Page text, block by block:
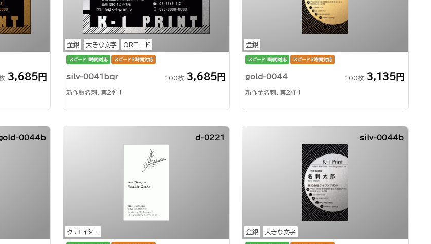
3,685円
金銀 大きな文字 QRコード
スピード1時間対応 スピード3時間対応
silv-0041bqr 100枚 3,685円
新作銀名刺、第2弾！
金銀
スピード1時間対応 スピード3時間対応
gold-0044 100枚 3,135円
新作金名刺、第2弾！
0044b
クリエイター
d-0221
金銀 大きな文字
silv-0044b